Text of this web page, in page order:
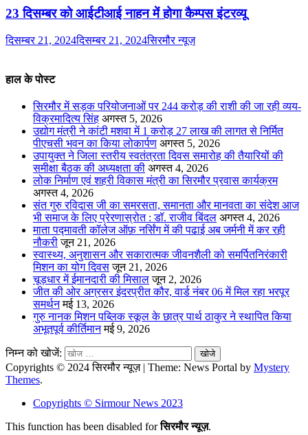
23 दिसम्बर को आईटीआई नाहन में होगा कैम्पस इंटरव्यू
दिसम्बर 21, 2024दिसम्बर 21, 2024सिरमौर न्यूज़
हाल के पोस्ट
सिरमौर में सड़क परियोजनाओं पर 244 करोड़ की राशी की जा रही व्यय-
विक्रमादित्य सिंह अगस्त 5, 2026
उद्योग मंत्री ने कांटी मशवा में 1 करोड़ 27 लाख की लागत से निर्मित
पीएचसी भवन का किया लोकार्पण अगस्त 5, 2026
उपायुक्त ने जिला स्तरीय स्वतंत्रता दिवस समारोह की तैयारियों की
समीक्षा बैठक की अध्यक्षता की अगस्त 4, 2026
लोक निर्माण एवं शहरी विकास मंत्री का सिरमौर प्रवास कार्यक्रम
अगस्त 4, 2026
संत गुरु रविदास जी का समरसता, समानता और मानवता का संदेश आज
भी समाज के लिए प्रेरणास्रोत : डॉ. राजीव बिंदल अगस्त 4, 2026
माता पद्मावती कॉलेज ऑफ़ नर्सिंग में की पढाई अब जर्मनी में कर रही
नौकरी जून 21, 2026
स्वास्थ्य, अनुशासन और सकारात्मक जीवनशैली को समर्पितनिरंकारी
मिशन का योग दिवस जून 21, 2026
चूड़धार में ईमानदारी की मिसाल जून 2, 2026
जीत की ओर अग्रसर इंदरप्रीत कौर, वार्ड नंबर 06 में मिल रहा भरपूर
समर्थन मई 13, 2026
गुरु नानक मिशन पब्लिक स्कूल के छात्र पार्थ ठाकुर ने स्थापित किया
अभूतपूर्व कीर्तिमान मई 9, 2026
निम्न को खोजें:
Copyrights © 2024 सिरमौर न्यूज़ | Theme: News Portal by Mystery
Themes.
Copyrights © Sirmour News 2023
This function has been disabled forसिरमौर न्यूज़.